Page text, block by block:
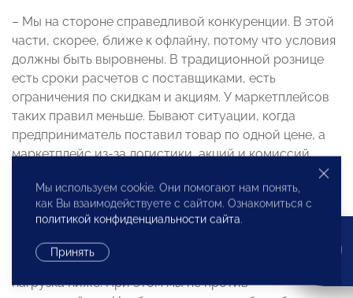
– Мы на стороне справедливой конкуренции. В этой
части, скорее, ближе к офлайну, потому что условия
должны быть выровнены. В традиционной рознице
есть сроки расчетов с поставщиками, есть
ограничения по скидкам и акциям. У маркетплейсов
таких правил меньше. Бывают ситуации, когда
предприниматель поставил товар по одной цене, а
маркетплейс из-за логистики, акций и комиссий
разорился.
Есть и налоговый перекос, так как традиционная
розница платит налоги с оборота, а маркетплейсы
как посредники – со своей комиссии. Их фискальная
нагрузка ниже. При этом мы не против
Мы используем cookie. Они помогают нам понять,
как Вы взаимодействуете с сайтом. Ознакомиться с
политикой конфиденциальности сайта.
Принять